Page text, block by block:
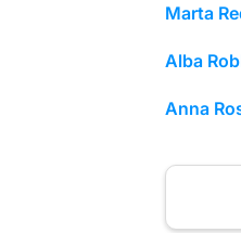
Marta
Alba
Anna